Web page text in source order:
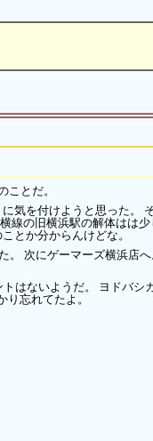
ことだ。
気を付けようと思った。
線の旧横浜駅の解体はは
とか分からんけどな。
。 次にゲーマーズ横浜店
はないようだ。 ヨドバシ
忘れてたよ。